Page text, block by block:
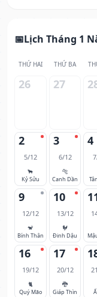
Lịch Tháng 1
THỨ HAI THỨ BA
26 27
2
5/12
🐂
Kỷ Sửu
3
6/12
🐅
Canh Dần
4
9
12/12
🐒
Bính Thân
10
13/12
🐓
Đinh Dậu
16
19/12
🐈
Quý Mão
17
20/12
🐉
Giáp Thìn